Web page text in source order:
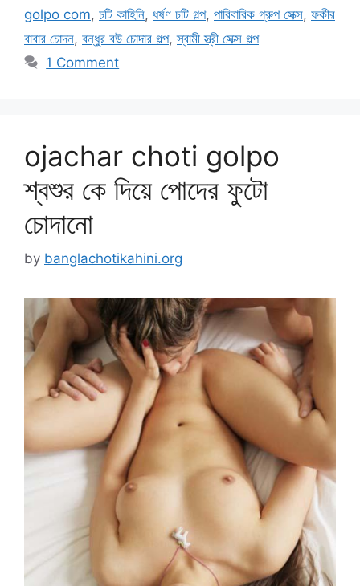
golpo com, চটি কাহিনি, ধর্ষণ চটি গল্প, পারিবারিক গ্রুপ সেক্স, ফকীর
বাবার চোদন, বন্ধুর বউ চোদার গল্প,স্বামী স্ত্রী সেক্স গল্প
1 Comment
ojachar choti golpo
শ্বশুর কে দিয়ে পোদের ফুটো
চোদানো
by banglachotikahini.org